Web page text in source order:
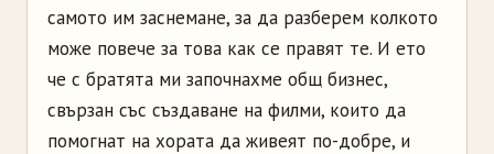
самото им заснемане, за да разберем колкото
може повече за това как се правят те. И ето
че с братята ми започнахме общ бизнес,
свързан със създаване на филми, които да
помогнат на хората да живеят по-добре, и